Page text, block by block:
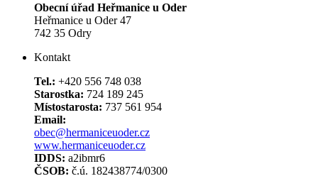
Obecní úřad Heřmanice u Oder
Heřmanice u Oder 47
742 35 Odry
Kontakt
Tel.: +420 556 748 038
Starostka: 724 189 245
Místostarosta: 737 561 954
Email:
obec@hermaniceuoder.cz
www.hermaniceuoder.cz
IDDS: a2ibmr6
ČSOB: č.ú. 182438774/0300